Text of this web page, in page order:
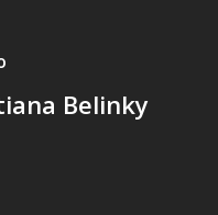
Belinky